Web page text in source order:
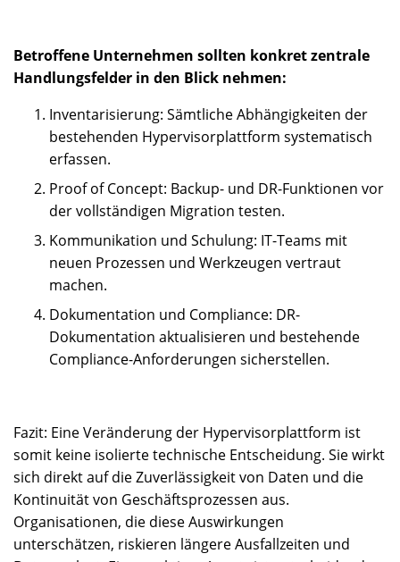
Betroffene Unternehmen sollten konkret zentrale
Handlungsfelder in den Blick nehmen:
Inventarisierung: Sämtliche Abhängigkeiten der
bestehenden Hypervisorplattform systematisch
erfassen.
Proof of Concept: Backup- und DR-Funktionen vor
der vollständigen Migration testen.
Kommunikation und Schulung: IT-Teams mit
neuen Prozessen und Werkzeugen vertraut
machen.
Dokumentation und Compliance: DR-
Dokumentation aktualisieren und bestehende
Compliance-Anforderungen sicherstellen.
Fazit: Eine Veränderung der Hypervisorplattform ist
somit keine isolierte technische Entscheidung. Sie wirkt
sich direkt auf die Zuverlässigkeit von Daten und die
Kontinuität von Geschäftsprozessen aus.
Organisationen, die diese Auswirkungen
unterschätzen, riskieren längere Ausfallzeiten und